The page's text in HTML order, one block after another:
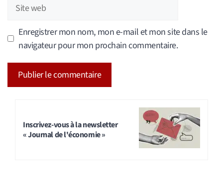
web
Enregistrer mon nom, mon e-mail et mon site dans le
navigateur pour mon prochain commentaire.
Inscrivez-vous à la newsletter
« Journal de l'économie »